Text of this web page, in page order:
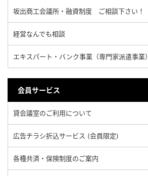
坂出商工会議所・融資制度 ご相談下さい！
経営なんでも相談
エキスパート・バンク事業（専門家派遣事業）
会員サービス
貸会議室のご利用について
広告チラシ折込サービス (会員限定)
各種共済・保険制度のご案内